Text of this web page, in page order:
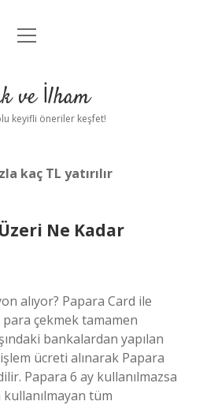
Anasayfa
Uyarı
menüyü
ve İlham
keyifli öneriler keşfet!
kaç TL yatırılır
Ne Kadar
alıyor? Papara Card ile
çekmek tamamen
bankalardan yapılan
ücreti alınarak Papara
Papara 6 ay kullanılmazsa
tüm